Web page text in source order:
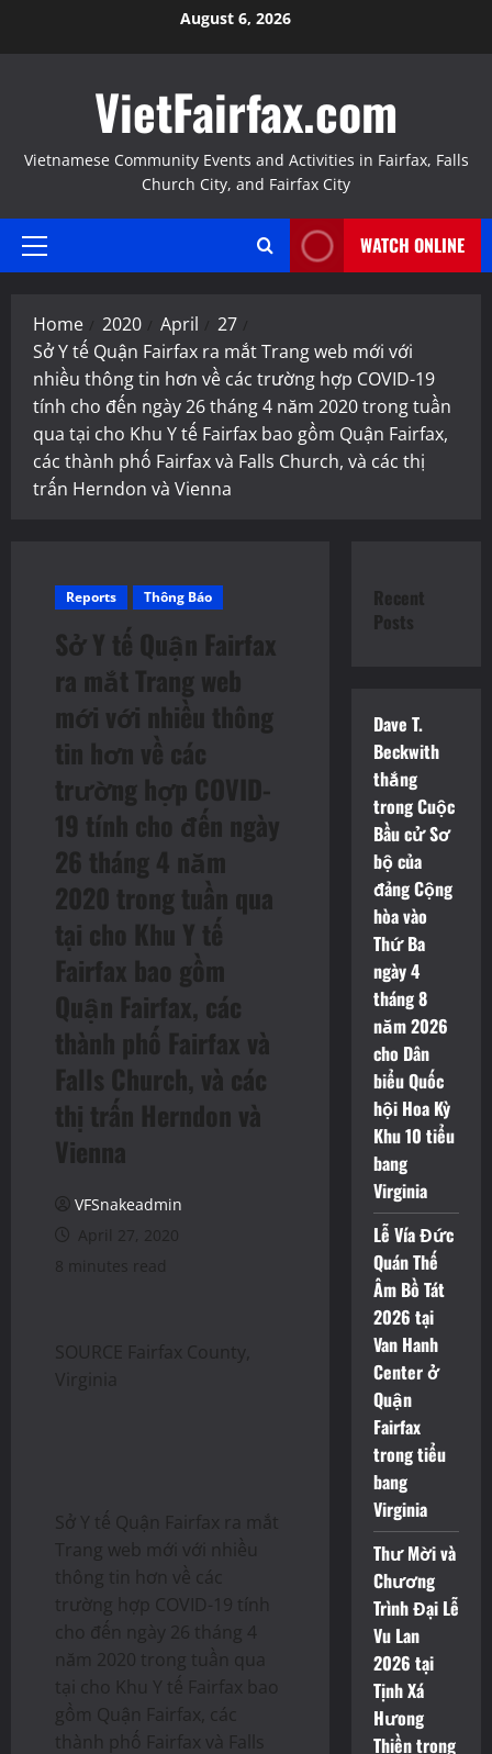
August 6, 2026
VietFairfax.com
Vietnamese Community Events and Activities in Fairfax, Falls
Church City, and Fairfax City
Primary
WATCH ONLINE
Home 2020 April
27
Sở Y tế Quận Fairfax ra mắt Trang web mới với
nhiều thông tin hơn về các trường hợp COVID-19
tính cho đến ngày 26 tháng 4 năm 2020 trong tuần
qua tại cho Khu Y tế Fairfax bao gồm Quận Fairfax,
các thành phố Fairfax và Falls Church, và các thị
trấn Herndon và Vienna
Reports Thông Báo
Sở Y tế Quận Fairfax
ra mắt Trang web
mới với nhiều thông
tin hơn về các
trường hợp COVID-
19 tính cho đến ngày
26 tháng 4 năm
2020 trong tuần qua
tại cho Khu Y tế
Fairfax bao gồm
Quận Fairfax, các
thành phố Fairfax và
Falls Church, và các
thị trấn Herndon và
Vienna
VFSnakeadmin
April 27, 2020
8 minutes read
SOURCE Fairfax County,
Virginia
Sở Y tế Quận Fairfax ra mắt
Trang web mới với nhiều
thông tin hơn về các
trường hợp COVID-19 tính
cho đến ngày 26 tháng 4
năm 2020 trong tuần qua
tại cho Khu Y tế Fairfax bao
gồm Quận Fairfax, các
thành phố Fairfax và Falls
Recent
Posts
Dave T.
Beckwith
thắng
trong Cuộc
Bầu cử Sơ
bộ của
đảng Cộng
hòa vào
Thứ Ba
ngày 4
tháng 8
năm 2026
cho Dân
biểu Quốc
hội Hoa Kỳ
Khu 10 tiểu
bang
Virginia
Lễ Vía Đức
Quán Thế
Âm Bồ Tát
2026 tại
Van Hanh
Center ở
Quận
Fairfax
trong tiểu
bang
Virginia
Thư Mời và
Chương
Trình Đại Lễ
Vu Lan
2026 tại
Tịnh Xá
Hưong
Thiền trong